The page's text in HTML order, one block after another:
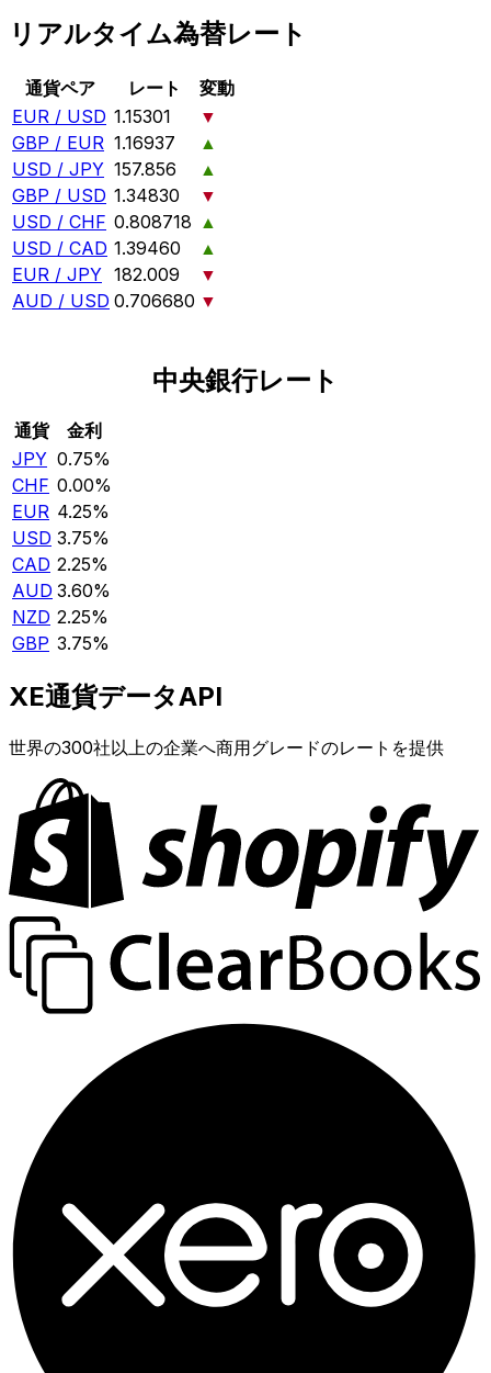
リアルタイム為替レート
通貨ペア レート
変動
EUR / USD 1.15301
▼
GBP / EUR 1.16937
▲
USD / JPY 157.856
▲
GBP / USD 1.34830
▼
USD / CHF 0.808718 ▲
USD / CAD 1.39460
▲
EUR / JPY 182.009
▼
AUD / USD 0.706680 ▼
中央銀行レート
通貨
金利
JPY 0.75%
CHF 0.00%
EUR 4.25%
USD 3.75%
CAD 2.25%
AUD 3.60%
NZD 2.25%
GBP 3.75%
XE通貨データAPI
世界の300社以上の企業へ商用グレードのレートを提供